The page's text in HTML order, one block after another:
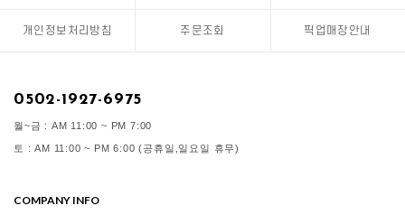
개인정보처리방침 주문조회 픽업매장안내
0502-1927-6975
월~금 : AM 11:00 ~ PM 7:00
토 : AM 11:00 ~ PM 6:00 (공휴일,일요일 휴무)
COMPANY INFO